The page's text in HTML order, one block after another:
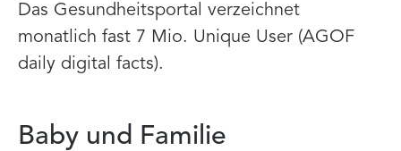
Das Gesundheitsportal verzeichnet
monatlich fast 7 Mio. Unique User (AGOF
daily digital facts).
Baby und Familie